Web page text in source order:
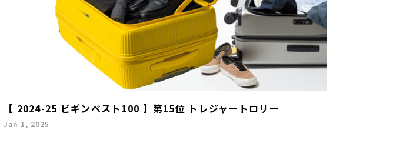
【 2024-25 ビギンベスト100 】第15位 トレジャートロリー
Jan 1, 2025